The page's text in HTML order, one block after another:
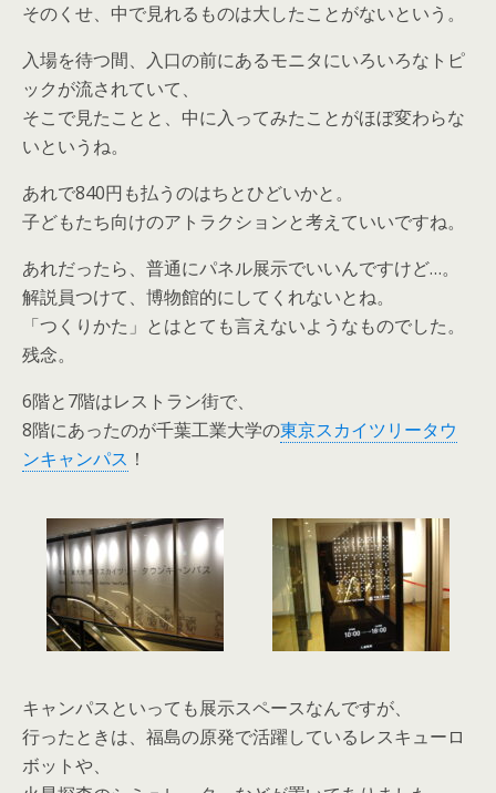
そのくせ、中で見れるものは大したことがないという。
入場を待つ間、入口の前にあるモニタにいろいろなトピ
ックが流されていて、
そこで見たことと、中に入ってみたことがほぼ変わらな
いというね。
あれで840円も払うのはちとひどいかと。
子どもたち向けのアトラクションと考えていいですね。
あれだったら、普通にパネル展示でいいんですけど…。
解説員つけて、博物館的にしてくれないとね。
「つくりかた」とはとても言えないようなものでした。
残念。
6階と7階はレストラン街で、
8階にあったのが千葉工業大学の東京スカイツリータウ
ンキャンパス ！
キャンパスといっても展示スペースなんですが、
行ったときは、福島の原発で活躍しているレスキューロ
ボットや、